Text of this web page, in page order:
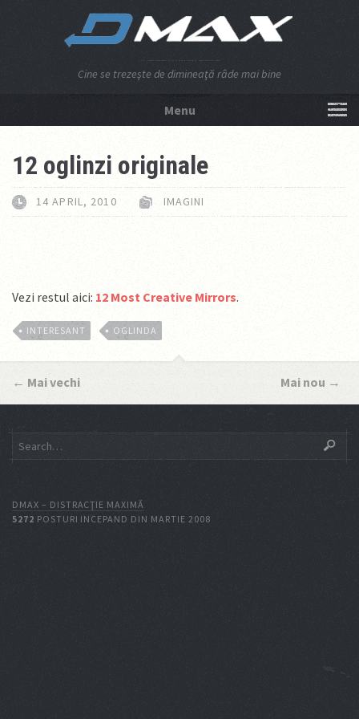
Cine se trezeşte de dimineaţă râde mai bine
Menu
12 oglinzi originale
14 APRIL, 2010 IMAGINI
Vezi restul aici: 12 Most Creative Mirrors.
INTERESANT OGLINDA
← Mai vechi Mai nou →
DMAX – DISTRACŢIE MAXIMĂ
5272 POSTURI INCEPAND DIN MARTIE 2008